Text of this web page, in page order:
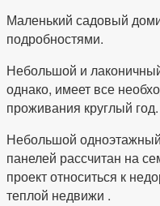
Маленький садовый
подробностями.
Небольшой и
однако, имеет все
проживания круглый год.
Небольшой
панелей рассчитан на
проект относиться к
теплой недвижи .